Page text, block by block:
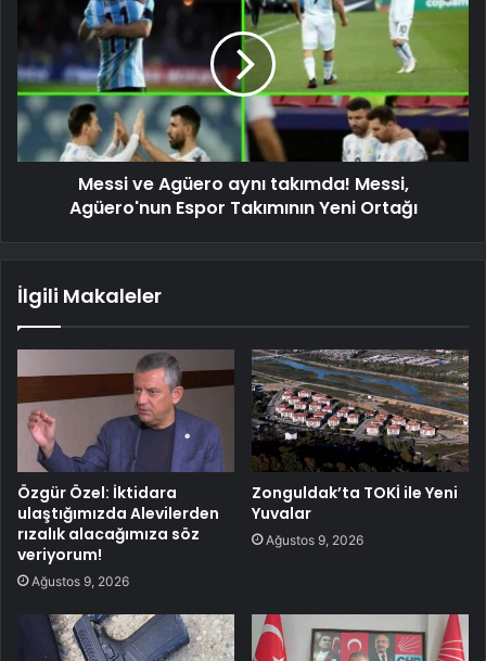
Messi ve Agüero aynı takımda! Messi,
Agüero'nun Espor Takımının Yeni Ortağı
İlgili Makaleler
Özgür Özel: İktidara
ulaştığımızda Alevilerden
rızalık alacağımıza söz
veriyorum!
Ağustos 9, 2026
Zonguldak’ta TOKİ ile Yeni
Yuvalar
Ağustos 9, 2026